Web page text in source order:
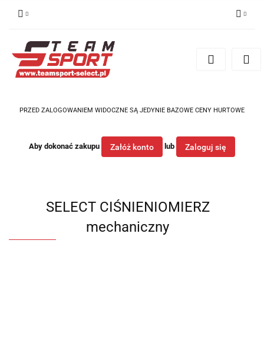
Zarejestruj się
PRZED ZALOGOWANIEM WIDOCZNE SĄ JEDYNIE BAZOWE CENY HURTOWE
Aby dokonać zakupu Załóż konto lub Zaloguj się
SELECT CIŚNIENIOMIERZ
mechaniczny